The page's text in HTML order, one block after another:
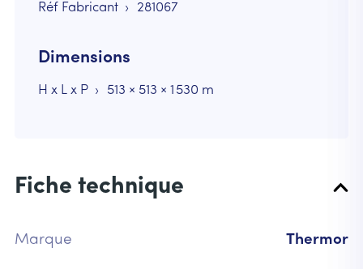
Réf Fabricant
281067
Dimensions
H x L x P 513 × 513 × 1 530 m
Fiche technique
Marque Thermor